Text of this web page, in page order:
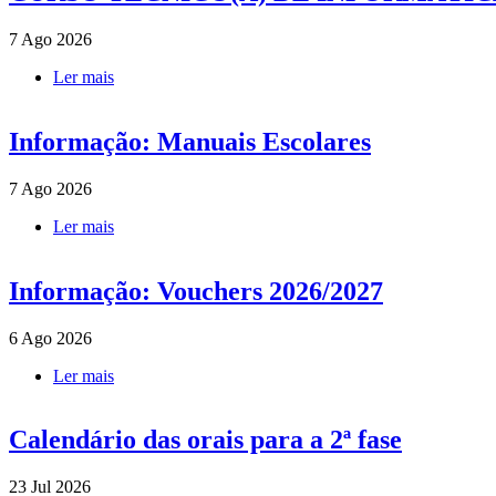
7 Ago 2026
Ler mais
Informação: Manuais Escolares
7 Ago 2026
Ler mais
Informação: Vouchers 2026/2027
6 Ago 2026
Ler mais
Calendário das orais para a 2ª fase
23 Jul 2026